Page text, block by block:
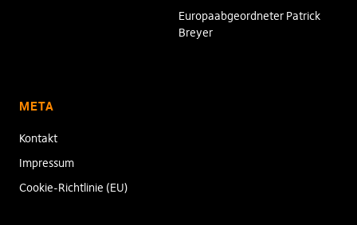
Europaabgeordneter Patrick
Breyer
META
Kontakt
Impressum
Cookie-Richtlinie (EU)